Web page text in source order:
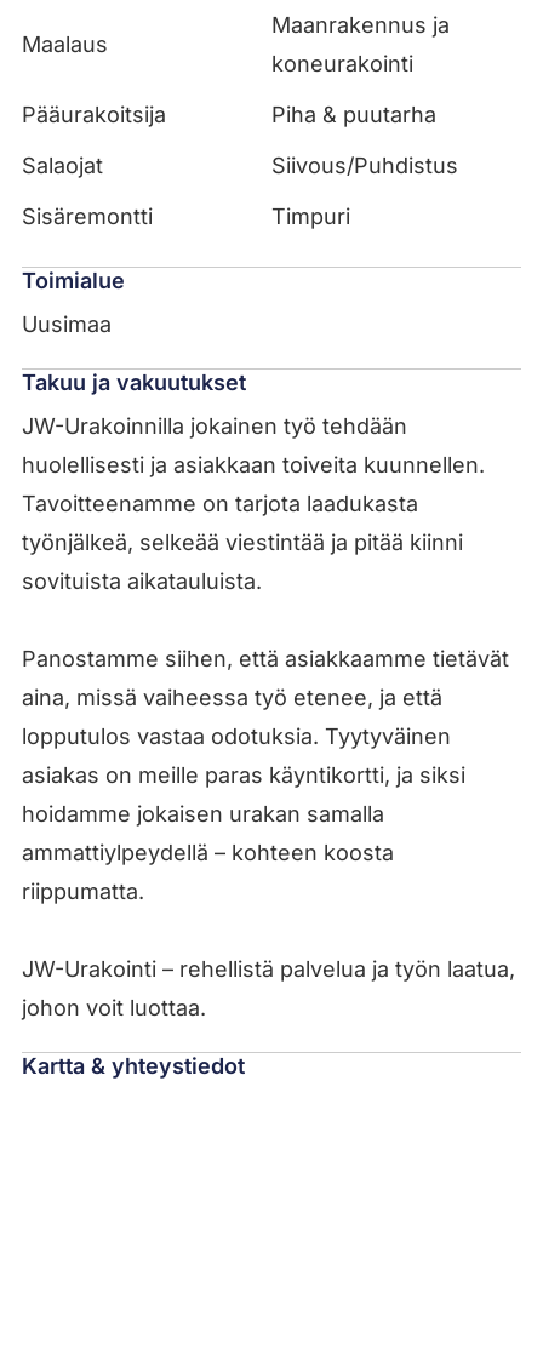
Maalaus
Maanrakennus ja
koneurakointi
Pääurakoitsija
Piha & puutarha
Salaojat
Siivous/Puhdistus
Sisäremontti
Timpuri
Toimialue
Uusimaa
Takuu ja vakuutukset
JW-Urakoinnilla jokainen työ tehdään
huolellisesti ja asiakkaan toiveita kuunnellen.
Tavoitteenamme on tarjota laadukasta
työnjälkeä, selkeää viestintää ja pitää kiinni
sovituista aikatauluista.
Panostamme siihen, että asiakkaamme tietävät
aina, missä vaiheessa työ etenee, ja että
lopputulos vastaa odotuksia. Tyytyväinen
asiakas on meille paras käyntikortti, ja siksi
hoidamme jokaisen urakan samalla
ammattiylpeydellä – kohteen koosta
riippumatta.
JW-Urakointi – rehellistä palvelua ja työn laatua,
johon voit luottaa.
Kartta & yhteystiedot